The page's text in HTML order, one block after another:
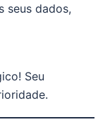
seus dados,
Seu